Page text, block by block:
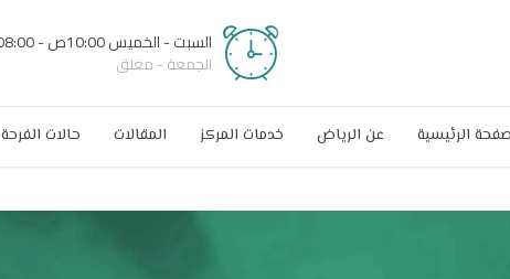
السبت - الخميس 10:00ص - 08:00م
الجمعة - مغلق
الرئيسية عن الرياض خدمات المركز المقالات حالات الفرحة